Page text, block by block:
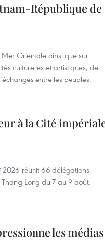
République de
Orientale ainsi que sur
culturelles et artistiques, de
entre les peuples.
à la Cité
2026 réunit 66 délégations
Long du 7 au 9 août.
les médias